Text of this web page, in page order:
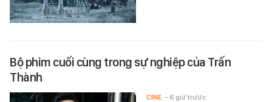
Bộ phim cuối cùng trong sự nghiệp của Trấn
Thành
CINE - 6 giờ trước